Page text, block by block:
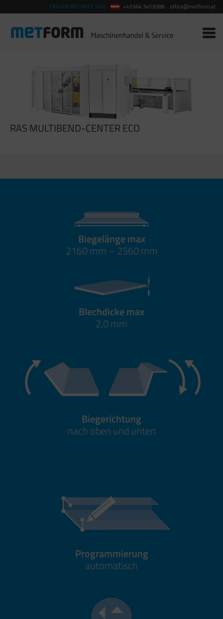
FRAGEN RECHNET SICH +43 664 345 8386 office@metform.at
RAS MULTIBEND-CENTER ECO
Biegelänge max
2160 mm – 2560 mm
Blechdicke max
2,0 mm
Biegerichtung
nach oben und unten
Programmierung
automatisch